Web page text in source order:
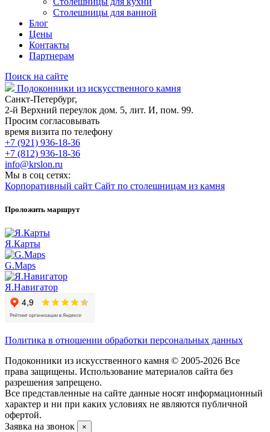
Столешницы для ванной
Блог
Цены
Контакты
Партнерам
Поиск на сайте
Подоконники из искусственного камня
Санкт-Петербург,
2-й Верхний переулок дом. 5, лит. И, пом. 99.
Просим согласовывать
время визита по телефону
+7 (921) 936-18-36
+7 (812) 936-18-36
info@krslon.ru
Мы в соц сетях:
Корпоративный сайт Сайт по столешницам из камня
Проложить маршрут
Я.Карты
G.Maps
Я.Навигатор
Политика в отношении обработки персональных данных
Подоконники из искусственного камня © 2005-2026 Все
права защищены. Использование материалов сайта без
разрешения запрещено.
Все представленные на сайте данные носят информационный
характер и ни при каких условиях не являются публичной
офертой.
Заявка на звонок
×